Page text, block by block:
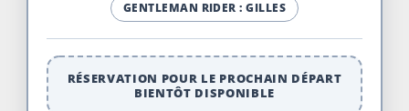
GENTLEMAN RIDER : GILLES
RÉSERVATION POUR LE PROCHAIN DÉPART
BIENTÔT DISPONIBLE